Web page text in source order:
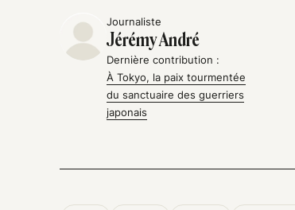
Journaliste
Jérémy André
Dernière contribution :
À Tokyo, la paix tourmentée
du sanctuaire des guerriers
japonais